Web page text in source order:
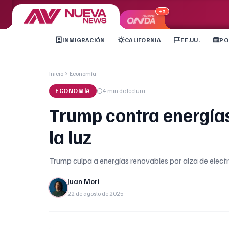
+3
INMIGRACIÓN CALIFORNIA EE.UU.
Inicio Economía
ECONOMÍA 4 min de lectura
Trump contra
la luz
Trump culpa a energías renovables por alza de
Juan Mori
22 de agosto de 2025